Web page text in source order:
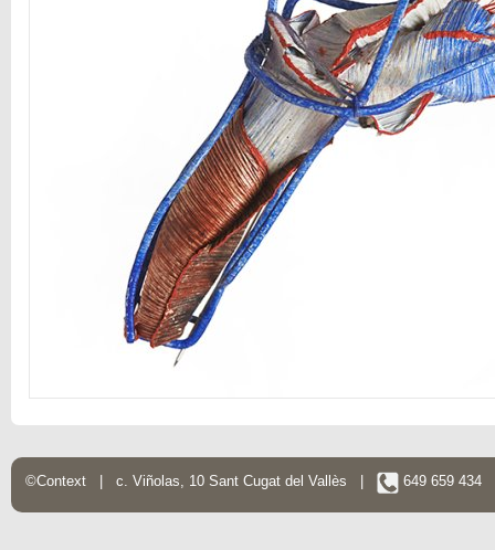
©Context | c. Viñolas, 10 Sant Cugat del Vallès | 649 659